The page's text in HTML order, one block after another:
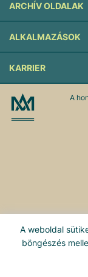
A weboldal
böngészés
ARCHÍV OLDALAK
ALKALMAZÁSOK
KARRIER
A